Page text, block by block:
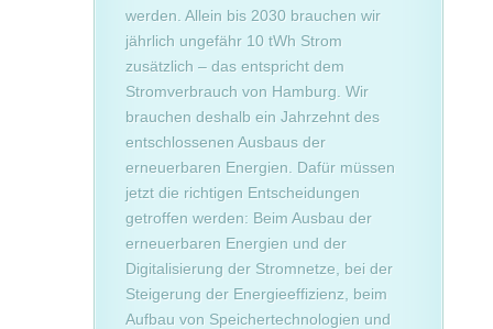
werden. Allein bis 2030 brauchen wir
jährlich ungefähr 10 tWh Strom
zusätzlich – das entspricht dem
Stromverbrauch von Hamburg. Wir
brauchen deshalb ein Jahrzehnt des
entschlossenen Ausbaus der
erneuerbaren Energien. Dafür müssen
jetzt die richtigen Entscheidungen
getroffen werden: Beim Ausbau der
erneuerbaren Energien und der
Digitalisierung der Stromnetze, bei der
Steigerung der Energieeffizienz, beim
Aufbau von Speichertechnologien und